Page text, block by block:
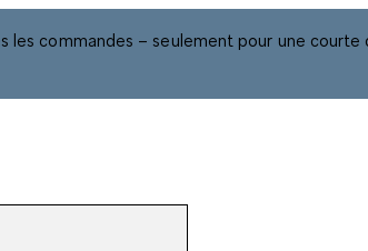
les commandes – seulement pour une courte